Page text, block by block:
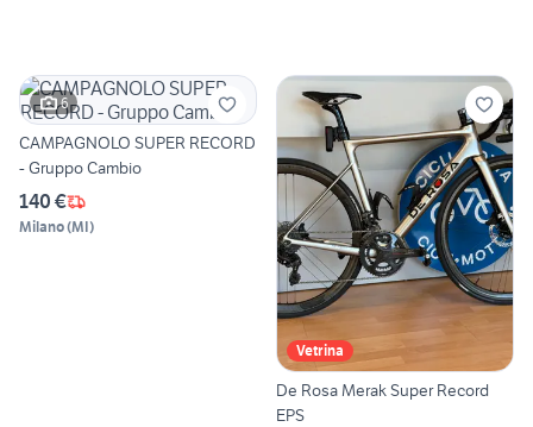
6
CAMPAGNOLO SUPER RECORD
- Gruppo Cambio
140 €
Milano(MI)
Vetrina
De Rosa Merak Super Record
EPS